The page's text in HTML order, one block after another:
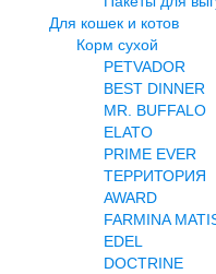
Для кошек и котов
Корм сухой
PETVADOR
BEST DINNER
MR. BUFFALO
ELATO
PRIME EVER
ТЕРРИТОРИЯ
AWARD
FARMINA
EDEL
DOCTRINE